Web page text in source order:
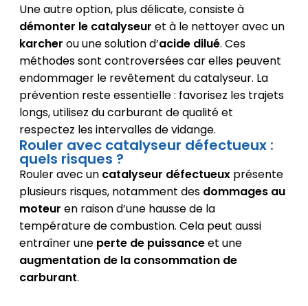
Une autre option, plus délicate, consiste à
démonter le catalyseur et à le nettoyer avec un
karcher ou une solution d’acide dilué. Ces
méthodes sont controversées car elles peuvent
endommager le revêtement du catalyseur. La
prévention reste essentielle : favorisez les trajets
longs, utilisez du carburant de qualité et
respectez les intervalles de vidange.
Rouler avec catalyseur défectueux :
quels risques ?
Rouler avec un catalyseur défectueuxprésente
plusieurs risques, notamment des dommages au
moteur en raison d’une hausse de la
température de combustion. Cela peut aussi
entraîner une perte de puissanceet une
augmentation de la consommation de
carburant.